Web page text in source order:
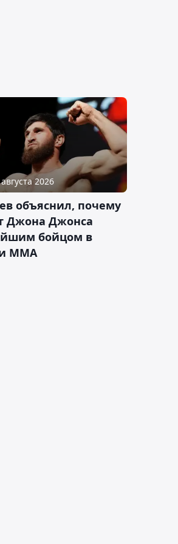
2026
объяснил, почему
Джона Джонса
бойцом в
ММА